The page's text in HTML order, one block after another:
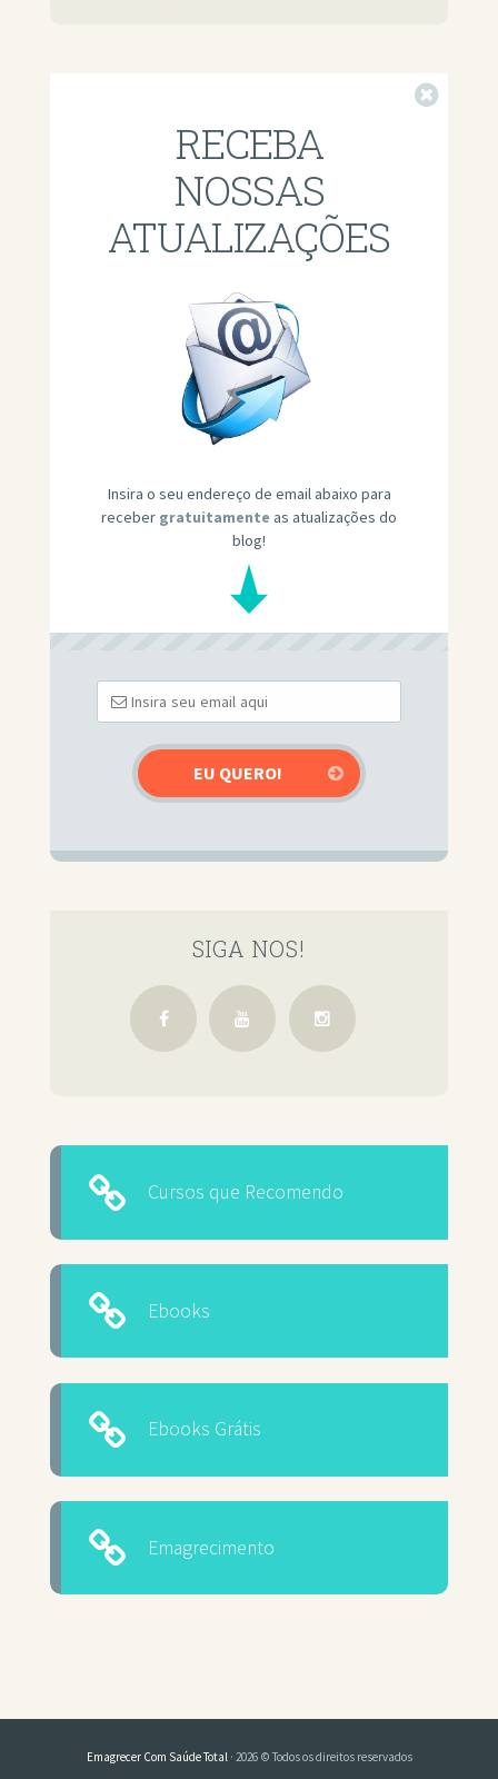
RECEBA
NOSSAS
ATUALIZAÇÕES
Insira o seu endereço de email abaixo para
receber gratuitamente as atualizações do
blog!
SIGA NOS!
Cursos que Recomendo
Ebooks
Ebooks Grátis
Emagrecimento
Emagrecer Com Saúde Total · 2026 © Todos os direitos reservados